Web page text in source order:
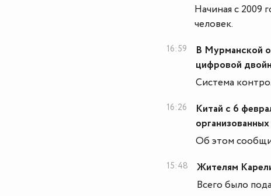
Начиная с 2009
человек.
16:59
В Мурманской
цифровой
Система
16:26
Китай с 6
Об этом
15:48
Жителям
Всего было